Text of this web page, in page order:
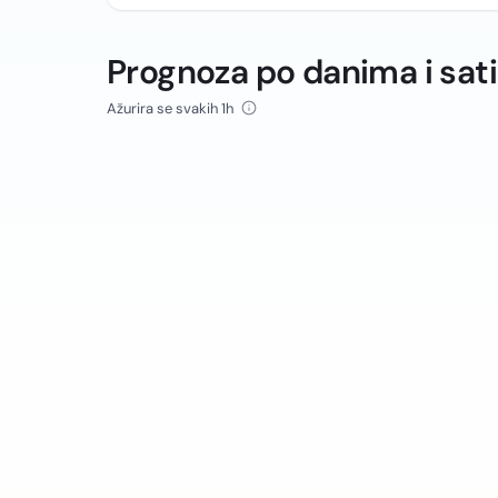
Prognoza po danima i
Ažurira se svakih 1h